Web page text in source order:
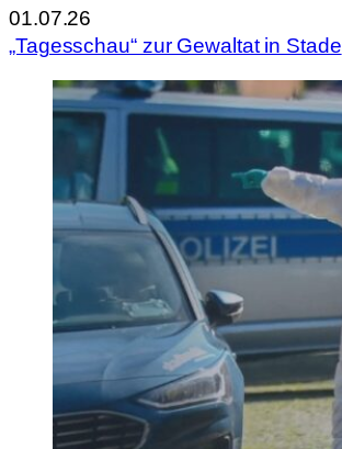
01.07.26
„Tagesschau“ zur Gewaltat in Stade